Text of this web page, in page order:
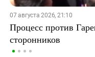
07 августа 2026, 21:10
Процесс против
сторонников